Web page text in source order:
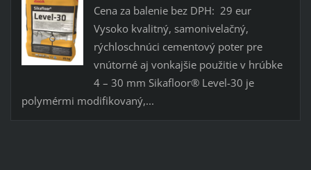
Cena za balenie bez DPH: 29 eur
Vysoko kvalitný, samonivelačný,
rýchloschnúci cementový poter pre
vnútorné aj vonkajšie použitie v hrúbke
4 – 30 mm Sikafloor® Level-30 je
polymérmi modifikovaný,...